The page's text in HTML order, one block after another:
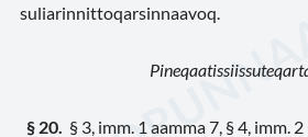
suliarinnittoqarsinnaavoq.
§ 20. § 3, imm. 1 aamma 7, § 4, imm.